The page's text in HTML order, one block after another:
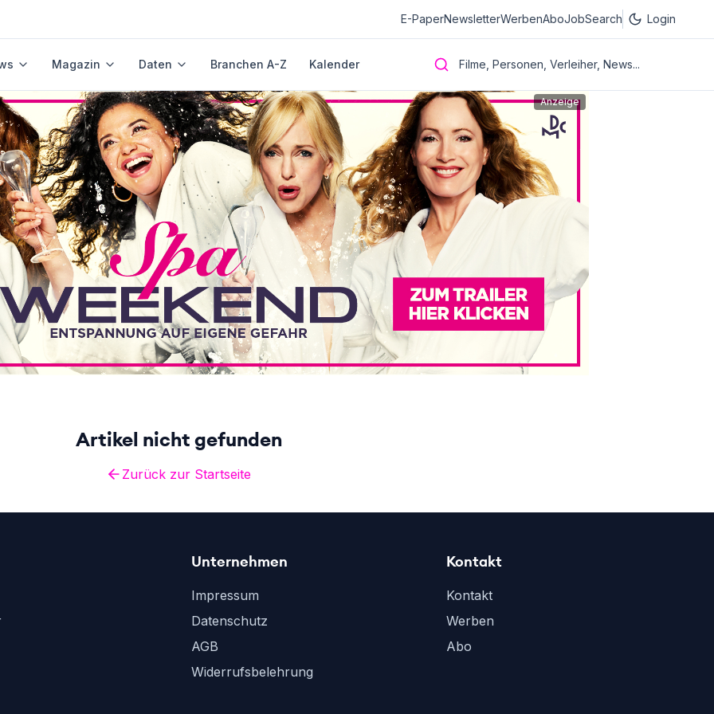
E-PaperNewsletterWerbenAboJobSearch Login
Magazin Daten Branchen A-Z Kalender Filme, Personen, Verleiher, News...
Anzeige
Artikel nicht gefunden
Zurück zur Startseite
Unternehmen
Impressum
Datenschutz
AGB
Widerrufsbelehrung
Kontakt
Kontakt
Werben
Abo